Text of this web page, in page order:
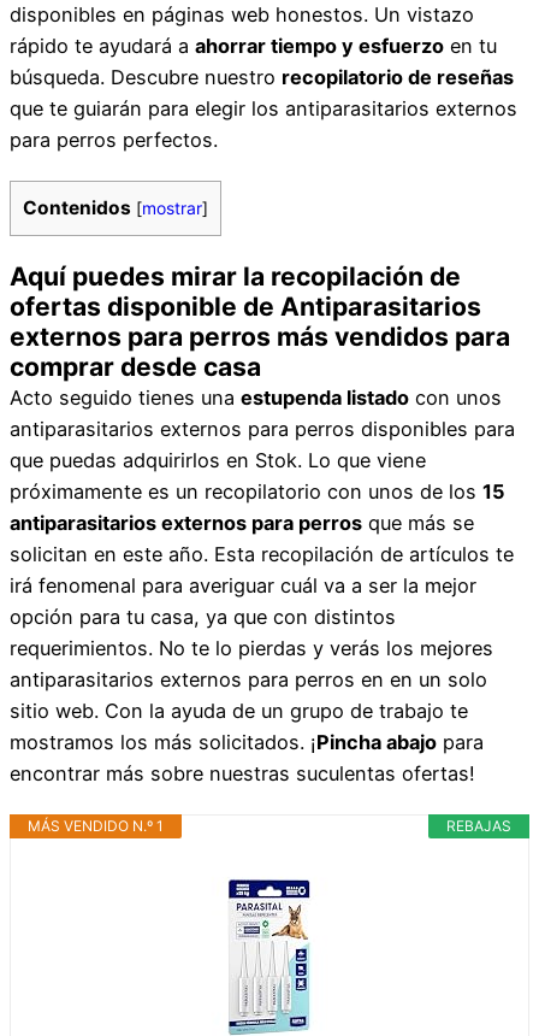
disponibles en páginas web honestos. Un vistazo
rápido te ayudará a ahorrar tiempo y esfuerzo en tu
búsqueda. Descubre nuestro recopilatorio de reseñas
que te guiarán para elegir los antiparasitarios externos
para perros perfectos.
Contenidos [mostrar]
Aquí puedes mirar la recopilación de
ofertas disponible de Antiparasitarios
externos para perros más vendidos para
comprar desde casa
Acto seguido tienes una estupenda listado con unos
antiparasitarios externos para perros disponibles para
que puedas adquirirlos en Stok. Lo que viene
próximamente es un recopilatorio con unos de los 15
antiparasitarios externos para perros que más se
solicitan en este año. Esta recopilación de artículos te
irá fenomenal para averiguar cuál va a ser la mejor
opción para tu casa, ya que con distintos
requerimientos. No te lo pierdas y verás los mejores
antiparasitarios externos para perros en en un solo
sitio web. Con la ayuda de un grupo de trabajo te
mostramos los más solicitados. ¡Pincha abajo para
encontrar más sobre nuestras suculentas ofertas!
REBAJAS
MÁS VENDIDO N.º 1